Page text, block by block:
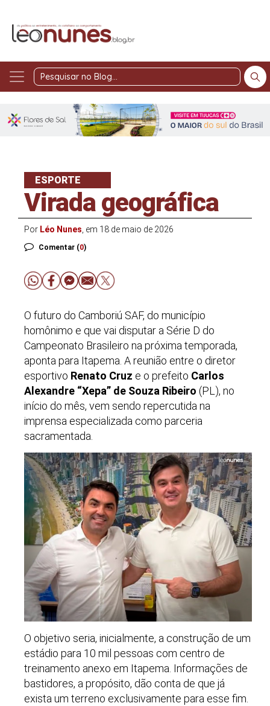
Pesquisar
Blog
ESPORTE
Virada geográfica
Por Léo Nunes , em 18 de maio de 2026
Comentar (0)
O futuro do Camboriú SAF, do município
homônimo e que vai disputar a Série D do
Campeonato Brasileiro na próxima temporada,
aponta para Itapema. A reunião entre o diretor
esportivo Renato Cruz e o prefeito Carlos
Alexandre “Xepa” de Souza Ribeiro (PL), no
início do mês, vem sendo repercutida na
imprensa especializada como parceria
sacramentada.
O objetivo seria, inicialmente, a construção de um
estádio para 10 mil pessoas com centro de
treinamento anexo em Itapema. Informações de
bastidores, a propósito, dão conta de que já
exista um terreno exclusivamente para esse fim.